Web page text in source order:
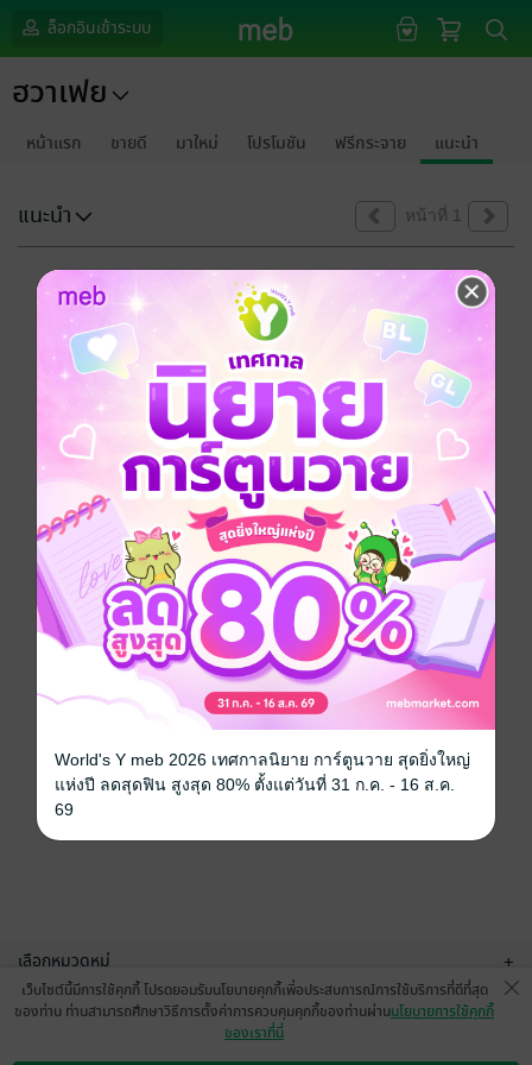
ล็อกอินเข้าระบบ
ฮวาเฟย
หน้าแรก ขายดี มาใหม่ โปรโมชัน ฟรีกระจาย แนะนำ
แนะนำ หน้าที่ 1
ขออภัยด้วยนะคะ
ไม่พบข้อมูลในหัวข้อที่คุณกำลังชมค่ะ
เลือกหมวดหมู่ +
บริการช่วยเหลือ
เว็บไซต์นี้มีการใช้คุกกี้ โปรดยอมรับนโยบายคุกกี้เพื่อประสบการณ์การใช้บริการที่ดีที่สุด
ของท่าน ท่านสามารถศึกษาวิธีการตั้งค่าการควบคุมคุกกี้ของท่านผ่านนโยบายการใช้คุกกี้
ของเราที่นี่
World's Y meb 2026 เทศกาลนิยาย การ์ตูนวาย สุดยิ่งใหญ่
แห่งปี ลดสุดฟิน สูงสุด 80% ตั้งแต่วันที่ 31 ก.ค. - 16 ส.ค.
69